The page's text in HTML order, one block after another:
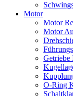
Motor
Motor
Motor
Getriebe
O-Ring